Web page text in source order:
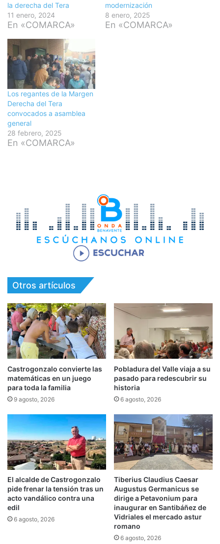
la derecha del Tera
11 enero, 2024
En «COMARCA»
modernización
8 enero, 2025
En «COMARCA»
Los regantes de la Margen
Derecha del Tera
convocados a asamblea
general
28 febrero, 2025
En «COMARCA»
Otros artículos
Castrogonzalo convierte las
matemáticas en un juego
para toda la familia
9 agosto, 2026
Pobladura del Valle viaja a su
pasado para redescubrir su
historia
6 agosto, 2026
El alcalde de Castrogonzalo
pide frenar la tensión tras un
acto vandálico contra una
edil
6 agosto, 2026
Tiberius Claudius Caesar
Augustus Germanicus se
dirige a Petavonium para
inaugurar en Santibáñez de
Vidriales el mercado astur
romano
6 agosto, 2026